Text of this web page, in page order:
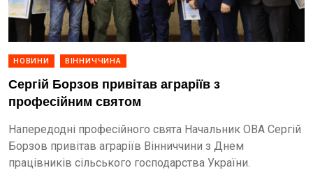
НОВИНИ ВІННИЧЧИНА
Сергій Борзов привітав аграріїв з
професійним святом
Напередодні професійного свята Начальник ОВА Сергій
Борзов привітав аграріїв Вінниччини з Днем
працівників сільського господарства України.